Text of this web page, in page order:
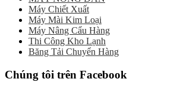
Máy Chiết Xuất
Máy Mài Kim Loại
Máy Nâng Cẩu Hàng
Thi Công Kho Lạnh
Băng Tải Chuyển Hàng
Chúng tôi trên Facebook